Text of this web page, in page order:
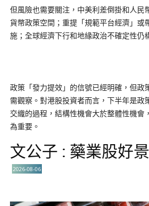
但風險也需要關注，中美利差倒掛和人民
貨幣政策空間；重提「規範平台經濟」或
施；全球經濟下行和地緣政治不確定性仍
政策「發力提效」的信號已經明確，但政
需觀察。對港股投資者而言，下半年是政
交織的過程，結構性機會大於整體性機會
為重要。
文公子 : 藥業股好景
2026-08-06